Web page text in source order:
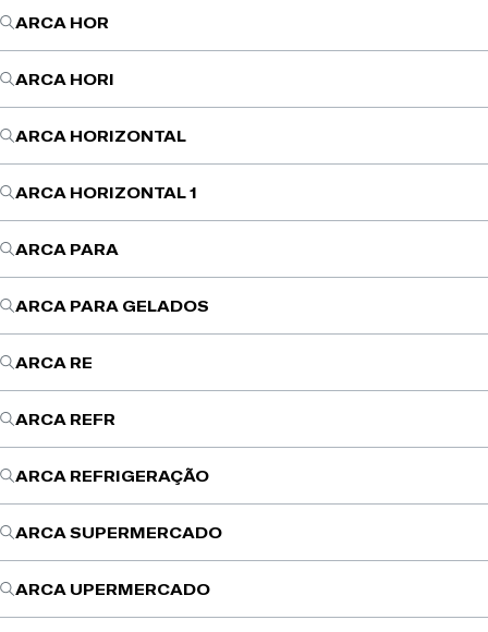
ARCA HOR
ARCA HORI
ARCA HORIZONTAL
ARCA HORIZONTAL 1
ARCA PARA
ARCA PARA GELADOS
ARCA RE
ARCA REFR
ARCA REFRIGERAÇÃO
ARCA SUPERMERCADO
ARCA UPERMERCADO